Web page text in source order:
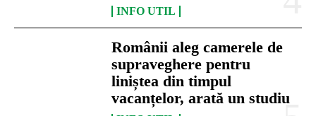
INFO UTIL
Românii aleg camerele de
supraveghere pentru
liniștea din timpul
vacanțelor, arată un studiu